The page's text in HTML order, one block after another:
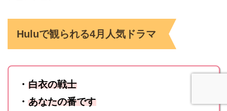
Huluで観られる4月人気ドラマ
・白衣の戦士
・あなたの番です